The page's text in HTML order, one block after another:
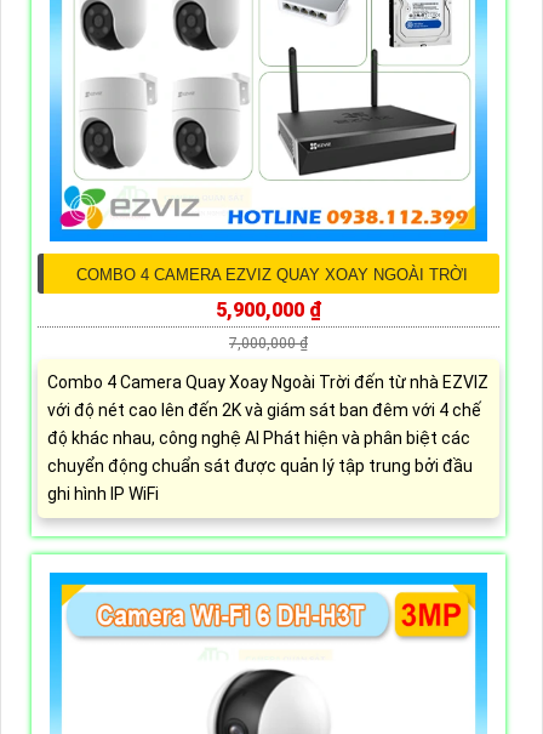
COMBO 4 CAMERA EZVIZ QUAY XOAY NGOÀI TRỜI
5,900,000 ₫
7,000,000 ₫
Combo 4 Camera Quay Xoay Ngoài Trời đến từ nhà EZVIZ
với độ nét cao lên đến 2K và giám sát ban đêm với 4 chế
độ khác nhau, công nghệ AI Phát hiện và phân biệt các
chuyển động chuẩn sát được quản lý tập trung bởi đầu
ghi hình IP WiFi